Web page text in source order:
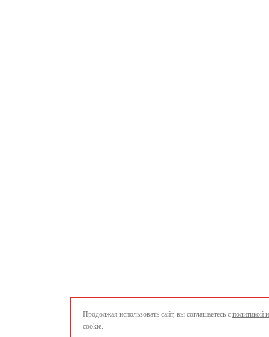
Продолжая использовать сайт, вы соглашаетесь с политикой
cookie.